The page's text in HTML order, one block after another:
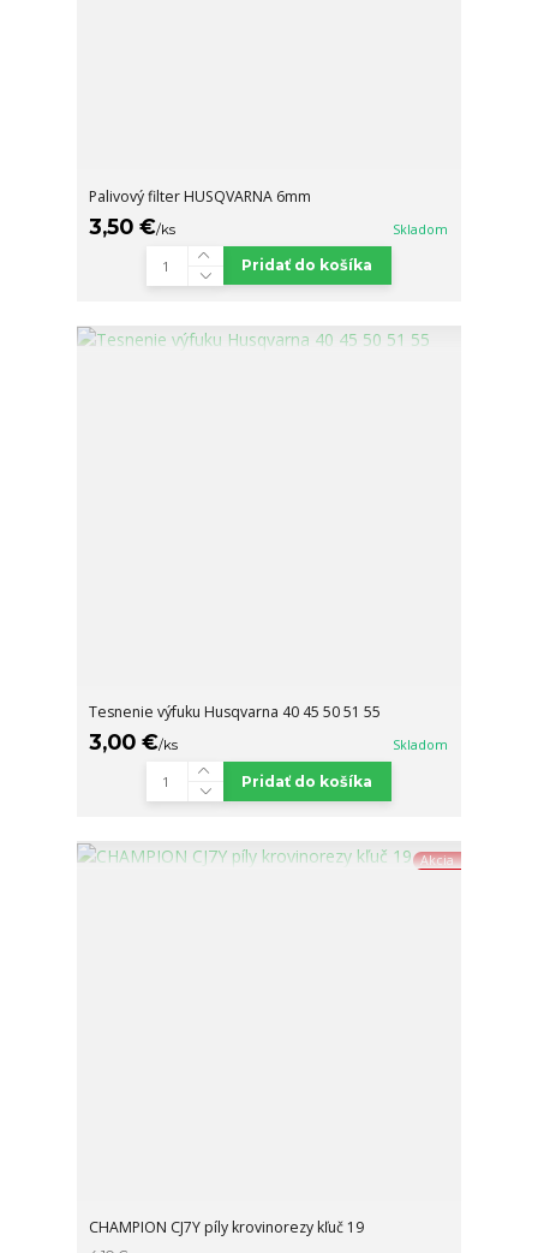
Palivový filter HUSQVARNA 6mm
3,50 €/ks Skladom
Pridať do košíka
Tesnenie výfuku Husqvarna 40 45 50 51 55
3,00 €/ks Skladom
Pridať do košíka
Akcia
CHAMPION CJ7Y píly krovinorezy kľuč 19